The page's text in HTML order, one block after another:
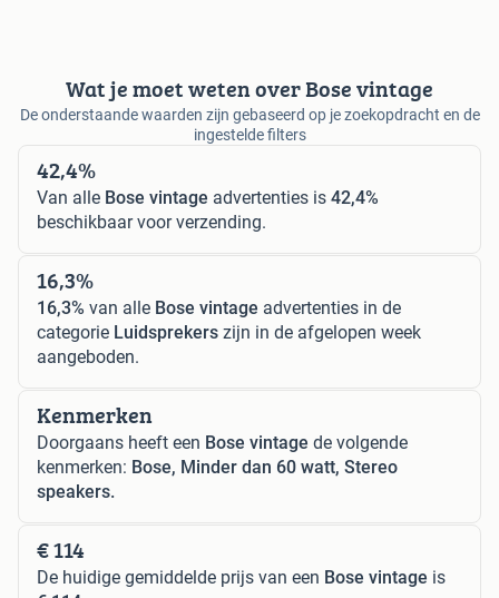
Wat je moet weten over Bose vintage
De onderstaande waarden zijn gebaseerd op je zoekopdracht en de
ingestelde filters
42,4%
Van alle Bose vintage advertenties is 42,4%
beschikbaar voor verzending.
16,3%
16,3% van alle Bose vintage advertenties in de
categorie Luidsprekers zijn in de afgelopen week
aangeboden.
Kenmerken
Doorgaans heeft een Bose vintage de volgende
kenmerken: Bose, Minder dan 60 watt, Stereo
speakers.
€ 114
De huidige gemiddelde prijs van een Bose vintage is